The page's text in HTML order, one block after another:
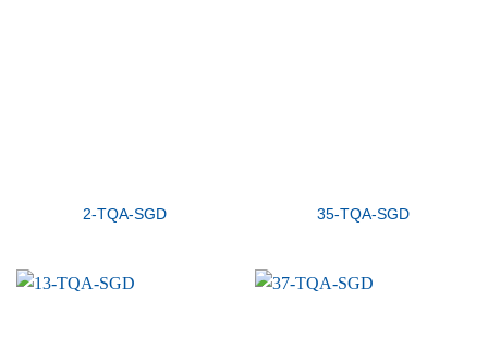
2-TQA-SGD 35-TQA-SGD